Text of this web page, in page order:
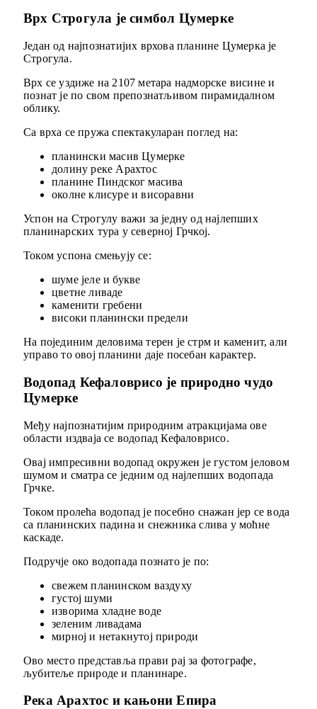
Врх Строгула je симбол Цумерке
Један од најпознатијих врхова планине Цумерка је
Строгула.
Врх се уздиже на 2107 метара надморске висине и
познат је по свом препознатљивом пирамидалном
облику.
Са врха се пружа спектакуларан поглед на:
планински масив Цумерке
долину реке Арахтос
планине Пиндског масива
околне клисуре и висоравни
Успон на Строгулу важи за једну од најлепших
планинарских тура у северној Грчкој.
Током успона смењују се:
шуме јеле и букве
цветне ливаде
каменити гребени
високи планински предели
На појединим деловима терен је стрм и каменит, али
управо то овој планини даје посебан карактер.
Водопад Кефаловрисо je природно чудо
Цумерке
Међу најпознатијим природним атракцијама ове
области издваја се водопад Кефаловрисо.
Овај импресивни водопад окружен је густом јеловом
шумом и сматра се једним од најлепших водопада
Грчке.
Током пролећа водопад је посебно снажан јер се вода
са планинских падина и снежника слива у моћне
каскаде.
Подручје око водопада познато је по:
свежем планинском ваздуху
густој шуми
изворима хладне воде
зеленим ливадама
мирној и нетакнутој природи
Ово место представља прави рај за фотографе,
љубитеље природе и планинаре.
Река Арахтос и кањони Епира